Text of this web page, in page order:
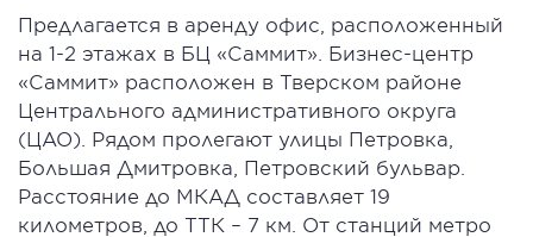
Предлагается в аренду офис, расположенный
на 1-2 этажах в БЦ «Саммит». Бизнес-центр
«Саммит» расположен в Тверском районе
Центрального административного округа
(ЦАО). Рядом пролегают улицы Петровка,
Большая Дмитровка, Петровский бульвар.
Расстояние до МКАД составляет 19
километров, до ТТК – 7 км. От станций метро